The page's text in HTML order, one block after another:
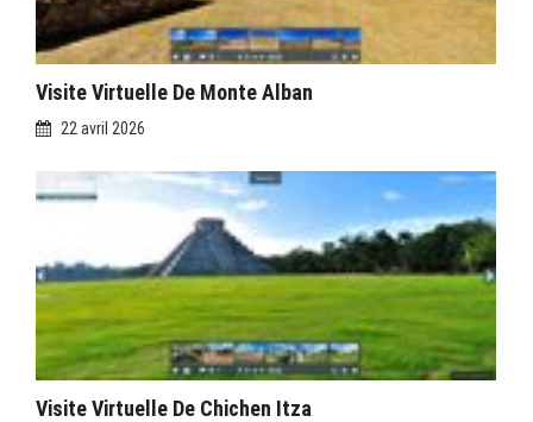
Visite Virtuelle De Monte Alban
22 avril 2026
Visite Virtuelle De Chichen Itza